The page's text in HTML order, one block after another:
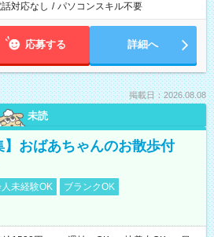
話対応なし / パソコンスキル不要
応募する 詳細へ
掲載日：2026.08.08
未読
】おばあちゃんのお散歩付
未経験OK
ブランクOK